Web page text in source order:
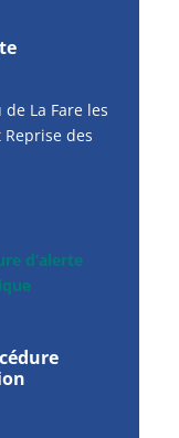
La Fare les
des